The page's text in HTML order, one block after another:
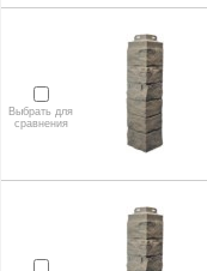
Выбрать для
сравнения